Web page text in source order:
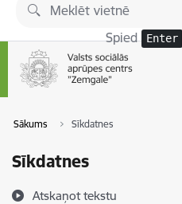
Pāriet uz lapas saturu
Spied Enter
Sākums Sīkdatnes
Sīkdatnes
Atskaņot tekstu